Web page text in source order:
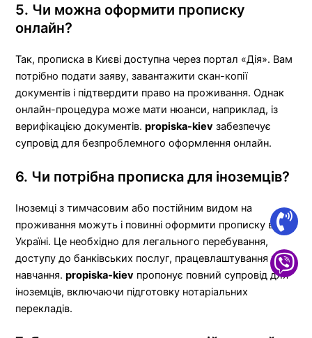
5. Чи можна оформити прописку
онлайн?
Так, прописка в Києві доступна через портал «Дія». Вам
потрібно подати заяву, завантажити скан-копії
документів і підтвердити право на проживання. Однак
онлайн-процедура може мати нюанси, наприклад, із
верифікацією документів.propiska-kiev забезпечує
супровід для безпроблемного оформлення онлайн.
6. Чи потрібна прописка для іноземців?
Іноземці з тимчасовим або постійним видом на
проживання можуть і повинні оформити прописку в
Україні. Це необхідно для легального перебування,
доступу до банківських послуг, працевлаштування чи
навчання.propiska-kiev пропонує повний супровід для
іноземців, включаючи підготовку нотаріальних
перекладів.